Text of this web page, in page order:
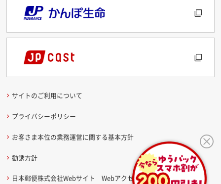
サイトのご利用について
プライバシーポリシー
お客さま本位の業務運営に関する基本方針
勧誘方針
日本郵便株式会社Webサイト Webアクセシビリティ方針